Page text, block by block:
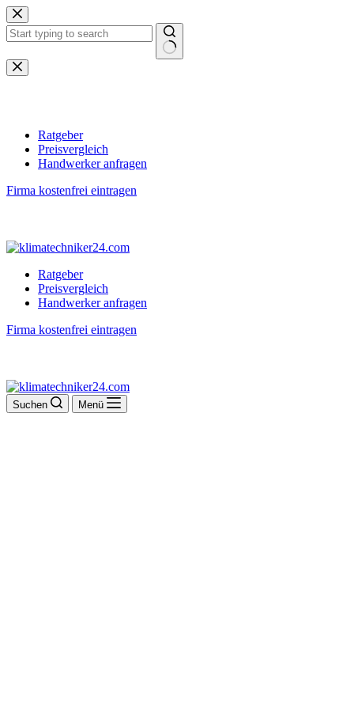
Zum
Inhalt
springen
Keine
Ergebnisse
Ratgeber
Preisvergleich
Handwerker anfragen
Firma kostenfrei eintragen
Ratgeber
Preisvergleich
Handwerker anfragen
Firma kostenfrei eintragen
Suchen Menü